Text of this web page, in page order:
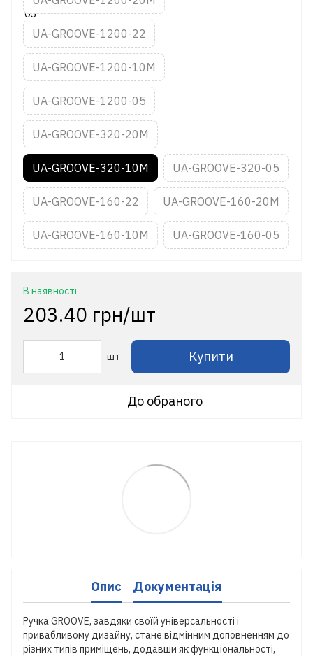
UA-GROOVE-1200-22
UA-GROOVE-1200-10M
UA-GROOVE-1200-05
UA-GROOVE-320-20M
UA-GROOVE-320-10M UA-GROOVE-320-05
UA-GROOVE-160-22 UA-GROOVE-160-20M
UA-GROOVE-160-10M UA-GROOVE-160-05
В наявності
203.40 грн/шт
шт Купити
До обраного
Опис Документація
Ручка GROOVE, завдяки своїй універсальності і
привабливому дизайну, стане відмінним доповненням до
різних типів приміщень, додавши як функціональності,